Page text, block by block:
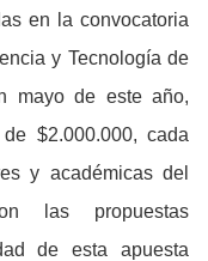
en la convocatoria
y Tecnología de
mayo de este año,
$2.000.000, cada
y académicas del
las propuestas
de esta apuesta